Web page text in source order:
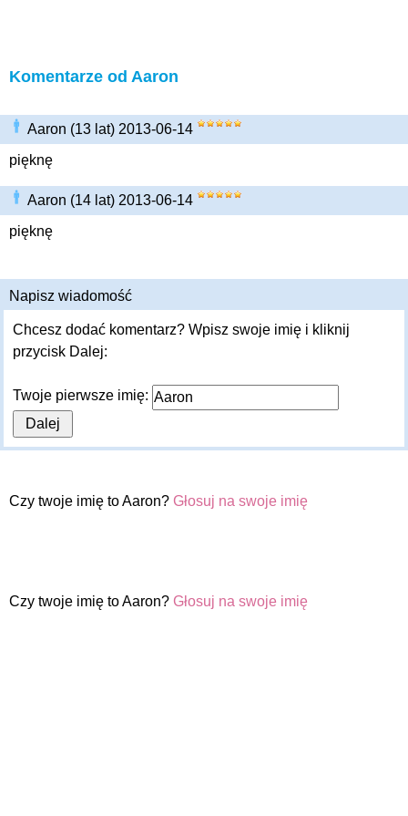
Komentarze od Aaron
Aaron (13 lat) 2013-06-14
pięknę
Aaron (14 lat) 2013-06-14
pięknę
Napisz wiadomość
Chcesz dodać komentarz? Wpisz swoje imię i kliknij
przycisk Dalej:
Twoje pierwsze imię:
Czy twoje imię to Aaron? Głosuj na swoje imię
Czy twoje imię to Aaron? Głosuj na swoje imię